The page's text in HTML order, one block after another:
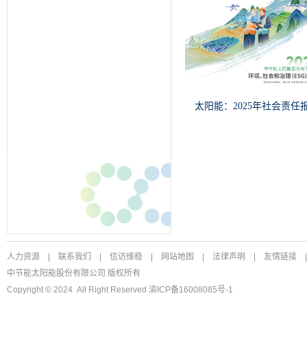
太阳能：2025年社会责任
人力资源 联系我们 信访维稳 网站地图 法律声明 友情链接
中节能太阳能股份有限公司 版权所有
Copyright © 2024 All Right Reserved 渝ICP备16008085号-1